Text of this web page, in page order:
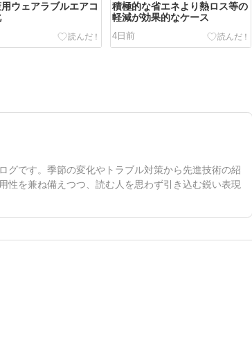
ウェアラブルエアコ
積極的な省エネより熱ロス等の
軽減が効果的なケース
4日前
グです。季節の変化やトラブル対策から先進技術の紹
性を兼ね備えつつ、読む人を思わず引き込む鋭い表現